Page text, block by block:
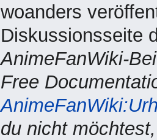
woanders
Diskussionsseite
AnimeFanWiki-
Free
du nicht